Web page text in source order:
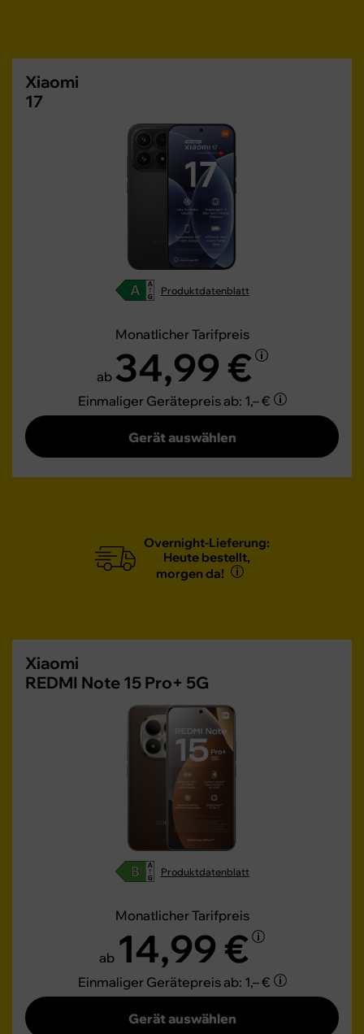
Xiaomi
17
Produktdatenblatt
Monatlicher Tarifpreis
ab 34,99 €
Einmaliger Gerätepreisab: 1,– €
Gerät auswählen
Overnight-Lieferung:
Heute bestellt,
morgen da!
Xiaomi
REDMI Note 15 Pro+ 5G
Produktdatenblatt
Monatlicher Tarifpreis
ab 14,99 €
Einmaliger Gerätepreisab: 1,– €
Gerät auswählen